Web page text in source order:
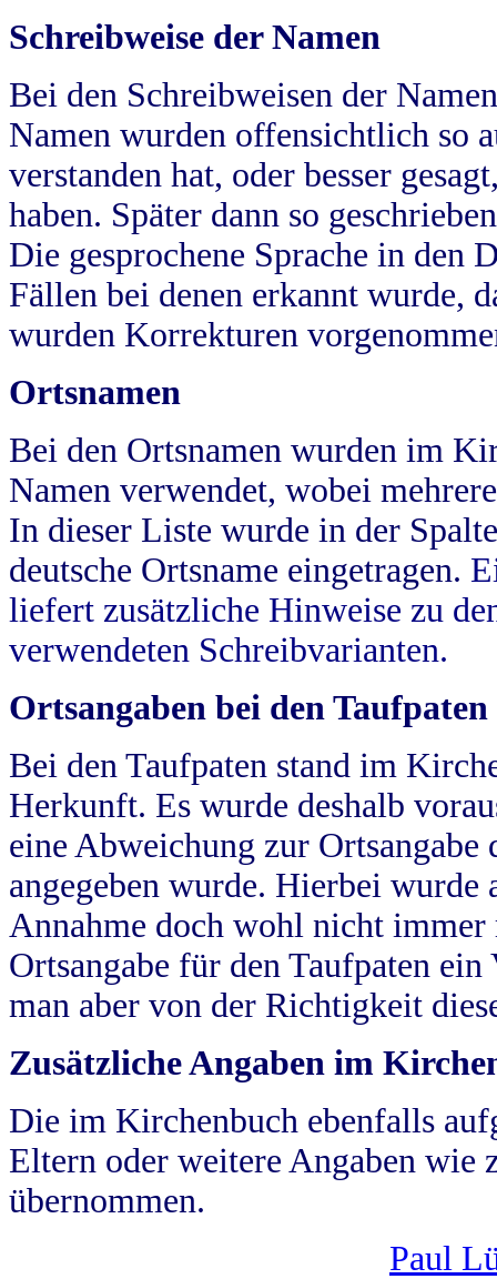
Schreibweise der Namen
Bei den Schreibweisen der
Namen wurden offensichtlich so
verstanden hat, oder besser
haben. Später dann so
Die gesprochene Sprache in
Fällen bei denen erkannt wurde,
wurden Korrekturen
Ortsnamen
Bei den Ortsnamen wurden im
Namen verwendet, wobei
In dieser Liste wurde in der
deutsche Ortsname eingetragen.
liefert zusätzliche Hinweise zu
verwendeten Schreibvarianten.
Ortsangaben bei den Taufpaten
Bei den Taufpaten stand im
Herkunft. Es wurde deshalb
eine Abweichung zur
angegeben wurde. Hierbei wurde
Annahme doch wohl nicht
Ortsangabe für den Taufpaten
man aber von der Richtigkeit
Zusätzliche Angaben im
Die im Kirchenbuch ebenfalls
Eltern oder weitere Angaben wie
übernommen.
Paul